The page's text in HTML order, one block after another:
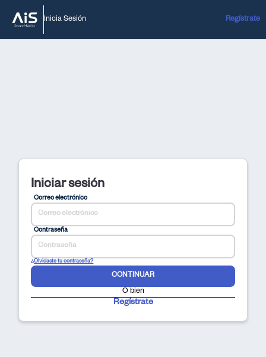
Inicia Sesión Regístrate
Iniciar sesión
Correo electrónico
Contraseña
¿Olvidaste tu contraseña?
CONTINUAR
O bien
Regístrate